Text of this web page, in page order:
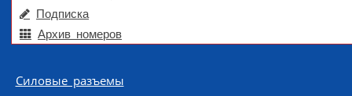
Подписка
Архив номеров
Skip to content
Силовые разъемы